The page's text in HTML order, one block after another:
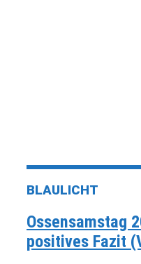
BLAULICHT
Ossensamstag
positives Fazit